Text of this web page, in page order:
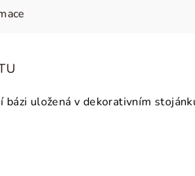
bázi uložená v dekorativním